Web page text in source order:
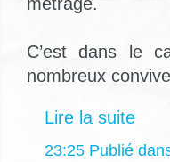
C’est dans le
nombreux
Lire la suite
23:25 Publié